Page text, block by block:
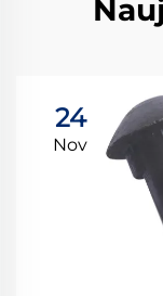
24
Nov